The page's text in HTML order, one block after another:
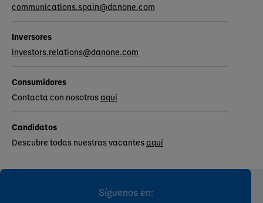
communications.spain@danone.com
Inversores
investors.relations@danone.com
Consumidores
Contacta con nosotrosaquí
Candidatos
Descubre todas nuestras vacantesaquí
Síguenos en: